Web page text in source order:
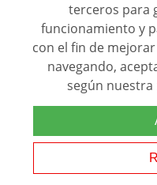
CAMPUS TRAINING
terceros para
funcionamiento y
con el fin de
navegando,
según nuestra